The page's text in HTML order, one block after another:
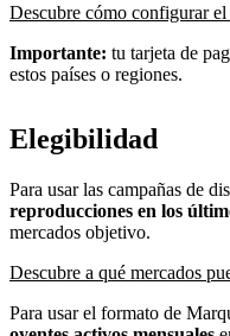
Descubre cómo configurar
Importante: tu tarjeta de
estos países o regiones.
Elegibilidad
Para usar las campañas de
reproducciones en los
mercados objetivo.
Descubre a qué mercados
Para usar el formato de